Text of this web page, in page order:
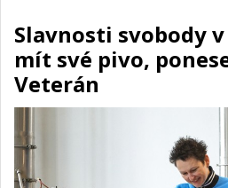
Slavnosti svobody
mít své pivo,
Veterán